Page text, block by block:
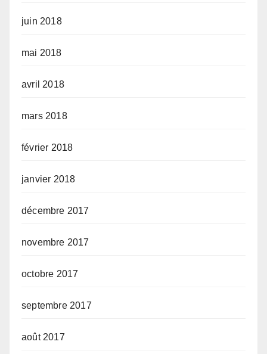
juin 2018
mai 2018
avril 2018
mars 2018
février 2018
janvier 2018
décembre 2017
novembre 2017
octobre 2017
septembre 2017
août 2017